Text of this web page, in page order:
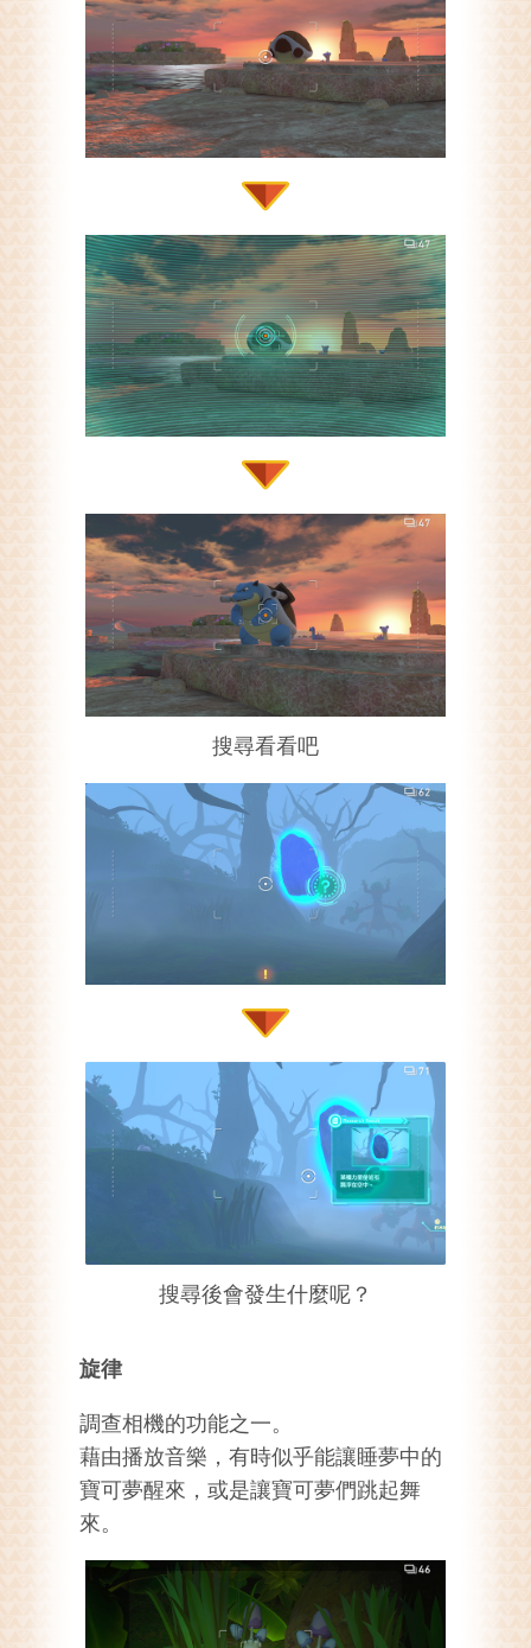
搜尋看看吧
搜尋後會發生什麼呢？
旋律
調查相機的功能之一。
藉由播放音樂，有時似乎能讓睡夢中的
寶可夢醒來，或是讓寶可夢們跳起舞
來。